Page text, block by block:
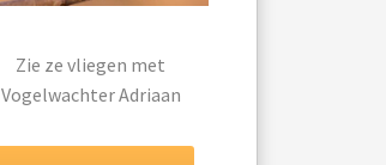
Zie ze vliegen met
Vogelwachter Adriaan